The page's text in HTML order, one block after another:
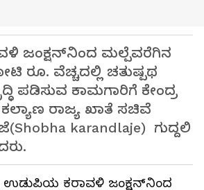
ಜಂಕ್ಷನ್‌ನಿಂದ ಮಲ್ಪೆವರೆಗಿನ
ರೂ. ವೆಚ್ಚದಲ್ಲಿ ಚತುಷ್ಪಥ
ಪಡಿಸುವ ಕಾಮಗಾರಿಗೆ ಕೇಂದ್ರ
ಕಲ್ಯಾಣ ರಾಜ್ಯ ಖಾತೆ ಸಚಿವೆ
karandlaje) ಗುದ್ದಲಿ
ಉಡುಪಿಯ ಕರಾವಳಿ ಜಂಕ್ಷನ್‌ನಿಂದ